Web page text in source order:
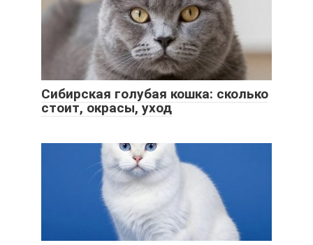
Сибирская голубая кошка: сколько
стоит, окрасы, уход